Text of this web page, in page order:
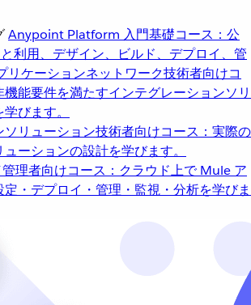
Anypoint Platform 入門基礎コース：公
利用、デザイン、ビルド、デプロイ、管
リケーションネットワーク技術者向けコ
能要件を満たすインテグレーションソリ
びます。
リューション技術者向けコース：実際の
ーションの設計を学びます。
理者向けコース：クラウド上で Mule ア
・デプロイ・管理・監視・分析を学びま